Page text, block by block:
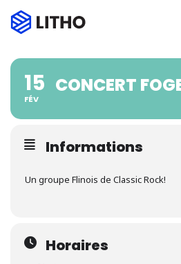
15
FÉV
CONCERT
Informations
Un groupe Flinois de Classic Rock!
Horaires